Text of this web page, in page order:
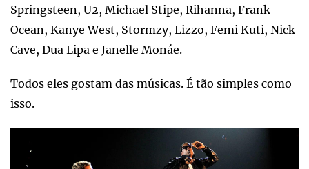
Springsteen, U2, Michael Stipe, Rihanna, Frank
Ocean, Kanye West, Stormzy, Lizzo, Femi Kuti, Nick
Cave, Dua Lipa e Janelle Monáe.
Todos eles gostam das músicas. É tão simples como
isso.